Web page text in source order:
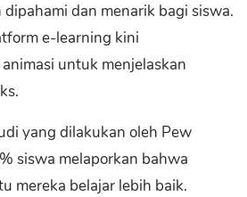
dan menarik bagi siswa.
e-learning kini
untuk menjelaskan
yang dilakukan oleh Pew
siswa melaporkan bahwa
mereka belajar lebih baik.